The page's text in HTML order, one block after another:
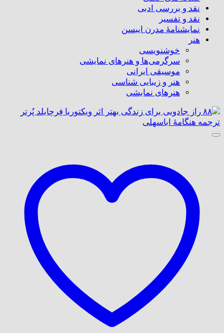
نقد و بررسی ادبی
نقد و تفسیر
نمایشنامۀ مدرن ایبسن
هنر
خوشنویسی
سرگرمی‌ها و هنرهای نمایشی
موسیقی ایرانی
هنر و زیبایی شناسی
هنر‌های نمایشی